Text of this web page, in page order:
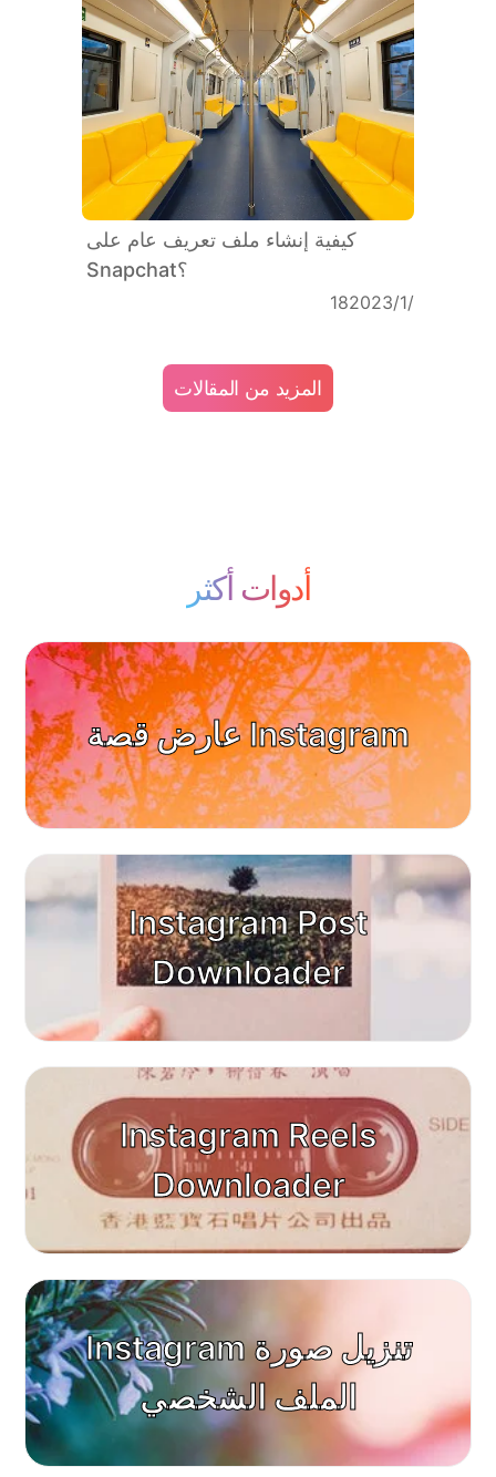
كيفية إنشاء ملف تعريف عام على
Snapchat؟
18‏/1‏/2023
المزيد من المقالات
أدوات أكثر
عارض قصة Instagram
Instagram Post
Downloader
Instagram Reels
Downloader
Instagram تنزيل صورة
الملف الشخصي